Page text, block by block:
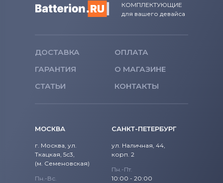
КОМПЛЕКТУЮЩИЕ
для вашего девайса
ДОСТАВКА
ОПЛАТА
ГАРАНТИЯ
О МАГАЗИНЕ
СТАТЬИ
КОНТАКТЫ
МОСКВА
г. Москва, ул.
Ткацкая, 5с3,
(м. Семеновская)
Пн.-Вс.
САНКТ-ПЕТЕРБУРГ
ул. Наличная, 44,
корп. 2
Пн.-Пт.
10:00 - 20:00